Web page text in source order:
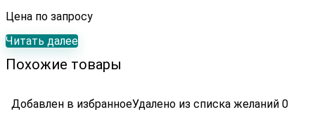
Цена по запросу
Читать далее
Похожие товары
Добавлен в избранноеУдалено из списка желаний 0